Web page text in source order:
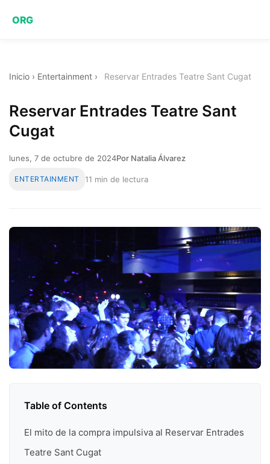
ORG
Inicio › Entertainment › Reservar Entrades Teatre Sant Cugat
Reservar Entrades Teatre Sant
Cugat
lunes, 7 de octubre de 2024Por Natalia Álvarez
ENTERTAINMENT 11 min de lectura
Table of Contents
El mito de la compra impulsiva al Reservar Entrades
Teatre Sant Cugat